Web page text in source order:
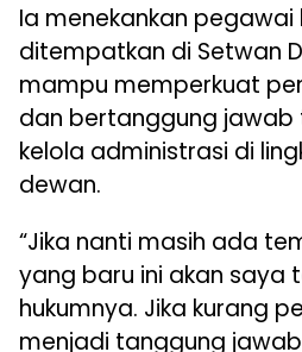
Ia menekankan
ditempatkan di Setwan
mampu memperkuat
dan bertanggung
kelola administrasi di
dewan.
“Jika nanti masih ada
yang baru ini akan saya
hukumnya. Jika kurang
menjadi tanggung